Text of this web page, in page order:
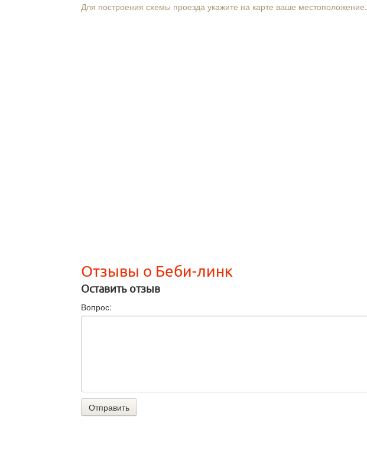
Для построения схемы проезда укажите на карте ваше местоположение.
Отзывы о Беби-линк
Оставить отзыв
Вопрос:
Отправить